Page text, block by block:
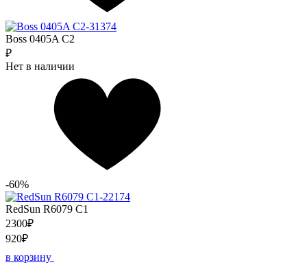
Boss 0405A C2
₽
Нет в наличии
-60%
RedSun R6079 C1
2300₽
920₽
в корзину